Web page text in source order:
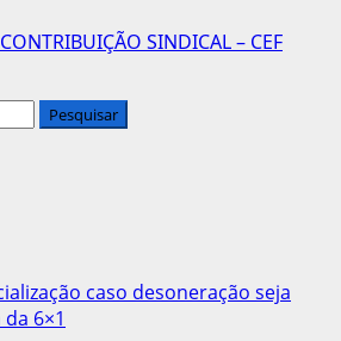
SINDICAL – CEF
caso desoneração seja
6×1